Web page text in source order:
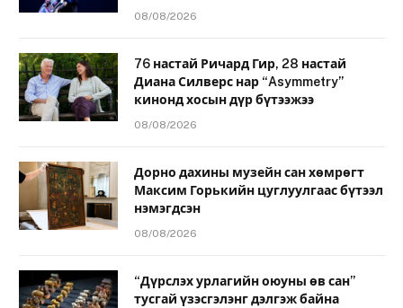
08/08/2026
76 настай Ричард Гир, 28 настай
Диана Силверс нар “Asymmetry”
кинонд хосын дүр бүтээжээ
08/08/2026
Дорно дахины музейн сан хөмрөгт
Максим Горькийн цуглуулгаас бүтээл
нэмэгдсэн
08/08/2026
“Дүрслэх урлагийн оюуны өв сан”
тусгай үзэсгэлэнг дэлгэж байна